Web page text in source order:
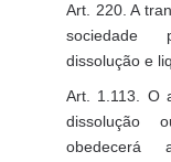
Art. 220. A
sociedade
dissolução e
Art. 1.113. O
dissolução
obedecerá